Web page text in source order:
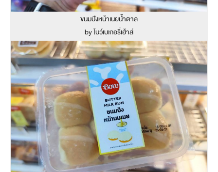
ขนมปังหน้าเนยน้ำตาล
by โบว์เบเกอรี่เฮ้าส์